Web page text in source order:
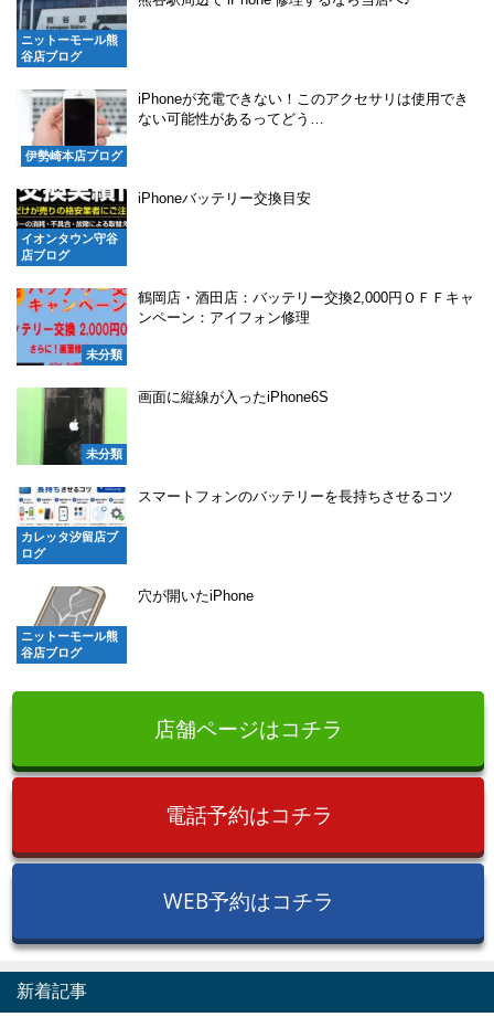
ニットーモール熊
谷店ブログ
伊勢崎本店ブログ
iPhoneが充電できない！このアクセサリは使用でき
ない可能性があるってどう…
イオンタウン守谷
店ブログ
iPhoneバッテリー交換目安
未分類
鶴岡店・酒田店：バッテリー交換2,000円ＯＦＦキャ
ンペーン：アイフォン修理
未分類
画面に縦線が入ったiPhone6S
カレッタ汐留店ブ
ログ
スマートフォンのバッテリーを長持ちさせるコツ
ニットーモール熊
谷店ブログ
穴が開いたiPhone
店舗ページはコチラ
電話予約はコチラ
WEB予約はコチラ
新着記事